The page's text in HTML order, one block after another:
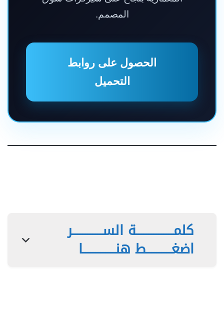
المصمم.
الحصول على روابط
التحميل
كلمـــــــــــــــة الســــــــــــر
اضغــــــــــط هنـــــــــــــا